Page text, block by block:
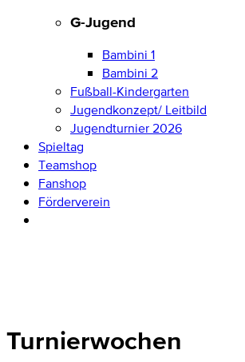
G-Jugend
Bambini 1
Bambini 2
Fußball-Kindergarten
Jugendkonzept/ Leitbild
Jugendturnier 2026
Spieltag
Teamshop
Fanshop
Förderverein
Turnierwochen